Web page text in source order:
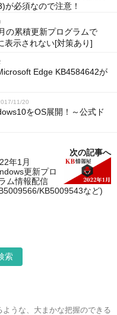
が必須なので注意！
の累積更新プログラムで
表示されない[対策あり]
Edge KB4584642が
11/20
をOS展開！～公式ド
次の記事へ
年1月
更新プロ
ム情報配信
KB5009543など)
うな、大まかな把握のできる